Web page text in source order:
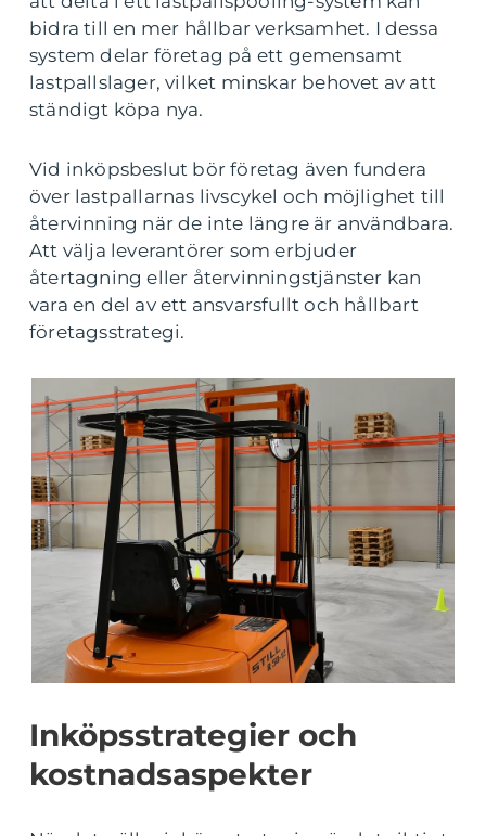
bidra till en mer hållbar verksamhet. I dessa
system delar företag på ett gemensamt
lastpallslager, vilket minskar behovet av att
ständigt köpa nya.
Vid inköpsbeslut bör företag även fundera
över lastpallarnas livscykel och möjlighet till
återvinning när de inte längre är användbara.
Att välja leverantörer som erbjuder
återtagning eller återvinningstjänster kan
vara en del av ett ansvarsfullt och hållbart
företagsstrategi.
Inköpsstrategier och
kostnadsaspekter